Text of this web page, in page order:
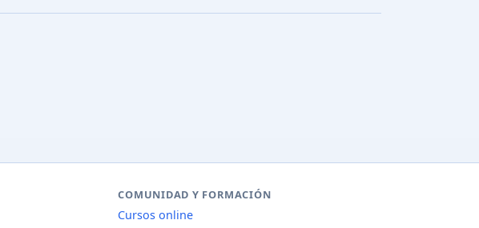
COMUNIDAD Y FORMACIÓN
Cursos online